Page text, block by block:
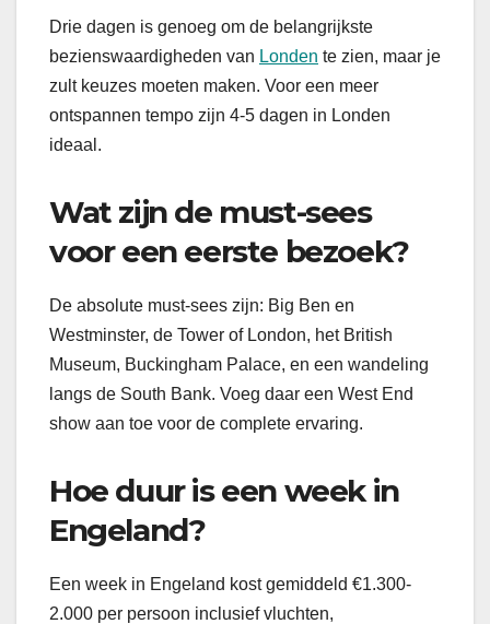
Drie dagen is genoeg om de belangrijkste
bezienswaardigheden van Londen te zien, maar je
zult keuzes moeten maken. Voor een meer
ontspannen tempo zijn 4-5 dagen in Londen
ideaal.
Wat zijn de must-sees
voor een eerste bezoek?
De absolute must-sees zijn: Big Ben en
Westminster, de Tower of London, het British
Museum, Buckingham Palace, en een wandeling
langs de South Bank. Voeg daar een West End
show aan toe voor de complete ervaring.
Hoe duur is een week in
Engeland?
Een week in Engeland kost gemiddeld €1.300-
2.000 per persoon inclusief vluchten,